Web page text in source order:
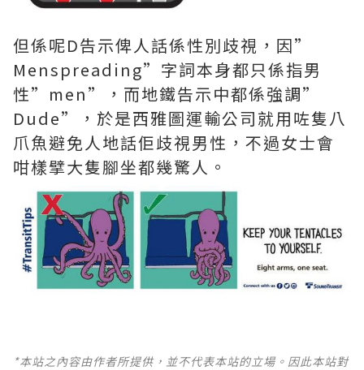
但係呢D告示俾人話係性別歧視，因”
Menspreading”字詞本身都只係指男
性”men”，而地鐵告示中都係強調”
Dude”，於是西雅圖運輸公司就用咗隻八
爪魚避免人地話佢歧視男性，不過女士會
咁樣擘大隻腳坐都幾驚人。
*本站之內容由作者所提供，並不代表本站的立場。因此本站對